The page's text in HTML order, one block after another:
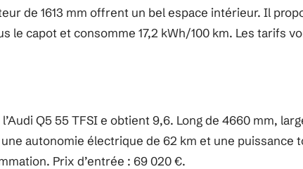
de 1613 mm offrent un bel espace intérieur. Il
le capot et consomme 17,2 kWh/100 km. Les tarifs
Q5 55 TFSI e obtient 9,6. Long de 4660 mm,
autonomie électrique de 62 km et une puissance
Prix d’entrée : 69 020 €.